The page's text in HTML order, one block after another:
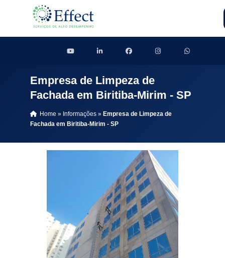
Empresa de Limpeza de
Fachada em Biritiba-Mirim - SP
Home » Informações » Empresa de Limpeza de
Fachada em Biritiba-Mirim - SP